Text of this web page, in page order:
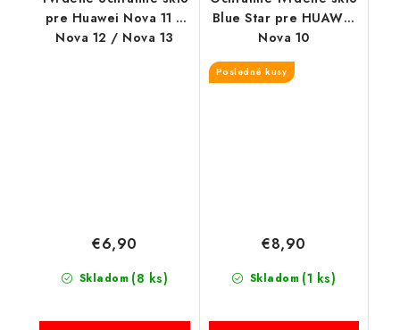
pre Huawei Nova 11 /
Nova 12 / Nova 13
Skladom (8 ks)
€6,90
Blue Star pre HUAWEI
Nova 10
Posledné kusy
Skladom (1 ks)
€8,90